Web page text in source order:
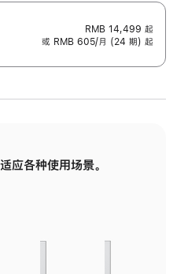
RMB 14,499 起
或 RMB 605/月 (24 期) 起
应各种使用场景。